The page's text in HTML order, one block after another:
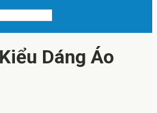
Kiểu Dáng Áo